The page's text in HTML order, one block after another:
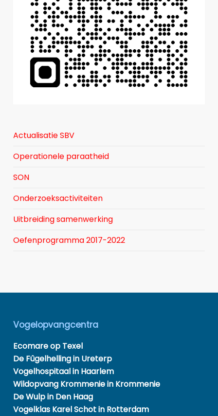
Actualisatie SBV
Operationele paraatheid
SON
Onderzoeksactiviteiten
Uitbreiding samenwerking
Oefenprogramma 2017-2022
Vogelopvangcentra
Ecomare op Texel
De Fûgelhelling in Ureterp
Vogelhospitaal in Haarlem
Wildopvang Krommenie in Krommenie
De Wulp in Den Haag
Vogelklas Karel Schot in Rotterdam